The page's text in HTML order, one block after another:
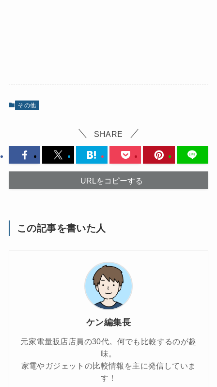
その他
SHARE
URLをコピーする
この記事を書いた人
ケン編集長
元家電量販店店員の30代。何でも比較するのが趣
味。
家電やガジェットの比較情報を主に発信していま
す！